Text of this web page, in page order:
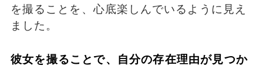
を撮ることを、心底楽しんでいるように見え
ました。
彼女を撮ることで、自分の存在理由が見つか